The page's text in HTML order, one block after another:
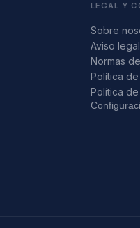
LEGAL Y
Sobre
Aviso legal
Normas
Política
Política